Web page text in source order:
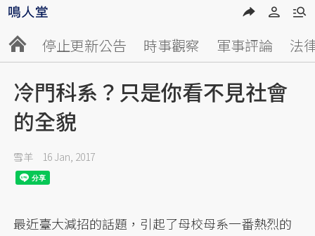
停止更新公告 時事觀察 軍事評論 法
冷門科系？只是你看不見社會
的全貌
雪羊 16 Jan, 2017
最近臺大減招的話題，引起了母校母系一番熱烈的